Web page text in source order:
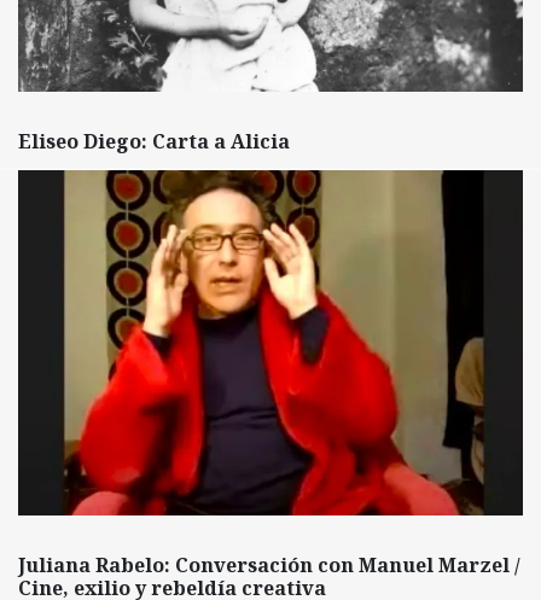
Eliseo Diego: Carta a Alicia
Juliana Rabelo: Conversación con Manuel Marzel /
Cine, exilio y rebeldía creativa